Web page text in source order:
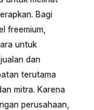
Bagi
freemium,
untuk
dan
terutama
mitra. Karena
perusahaan,